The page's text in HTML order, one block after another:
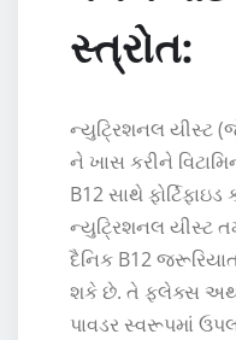
સ્ત્રોત:
ન્યુટ્રિશનલ યીસ્ટ
ને ખાસ કરીને
B12 સાથે
ન્યુટ્રિશનલ યીસ્ટ
દૈનિક B12
શકે છે. તે ફ્લેક્સ
પાવડર સ્વરૂપમાં